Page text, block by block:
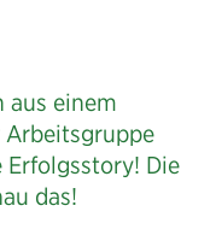
aus einem
Die
das!